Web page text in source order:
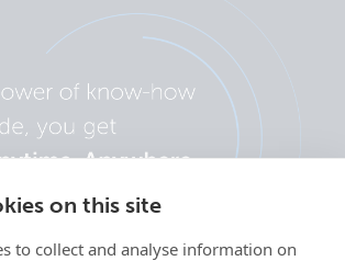
on this site
to collect and analyse information on